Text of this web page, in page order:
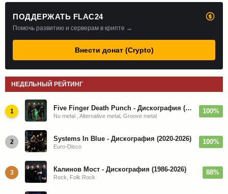
ПОДДЕРЖАТЬ FLAC24
Помочь развитию и серверам в крипте →
Внести донат (Crypto)
НЕДЕЛЬНЫЙ РЕЙТИНГ
1 Five Finger Death Punch - Дискография (2008-2026)
Nu metal , Alternative metal, Groove metal
100%
2 Systems In Blue - Дискография (2020-2026)
Euro-Disco
100%
3 Калинов Мост - Дискография (1986-2026)
Rock, Folk Rock
88%